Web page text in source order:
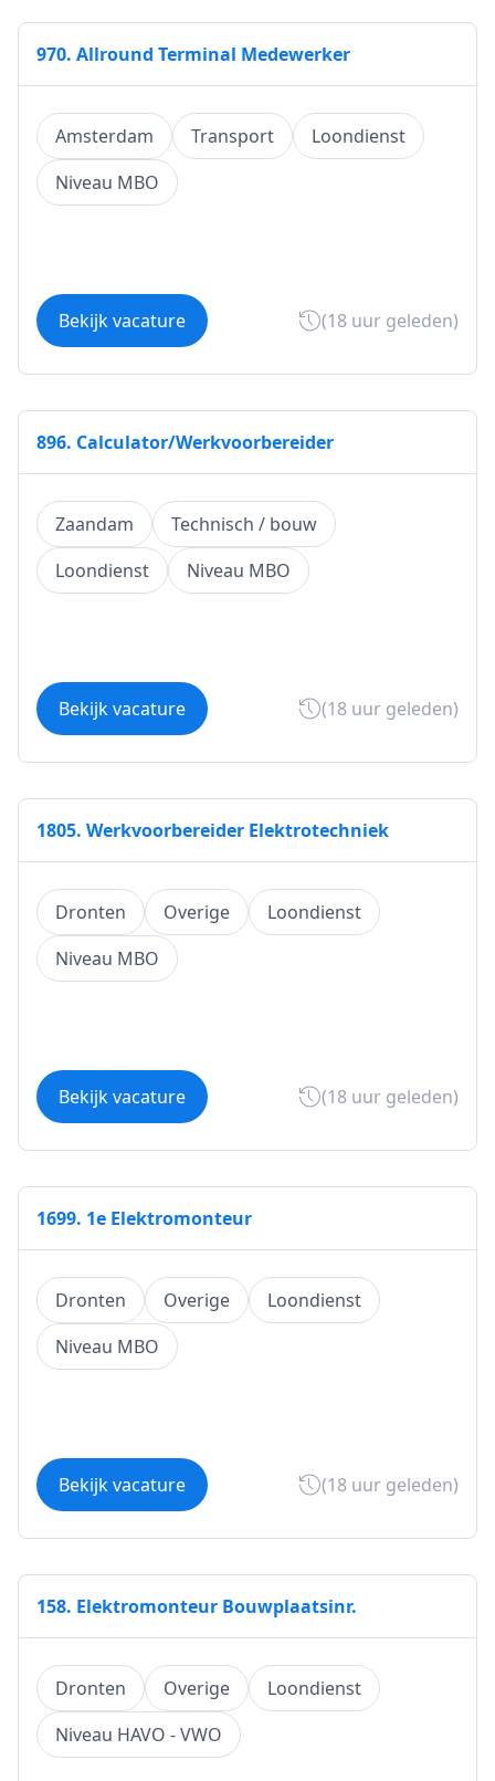
970. Allround Terminal Medewerker
Amsterdam Transport
Loondienst
Niveau MBO
Bekijk vacature (18 uur geleden)
896. Calculator/Werkvoorbereider
Zaandam
Technisch / bouw
Loondienst
Niveau MBO
Bekijk vacature (18 uur geleden)
1805. Werkvoorbereider Elektrotechniek
Dronten Overige
Loondienst
Niveau MBO
Bekijk vacature (18 uur geleden)
1699. 1e Elektromonteur
Dronten Overige
Loondienst
Niveau MBO
Bekijk vacature (18 uur geleden)
158. Elektromonteur Bouwplaatsinr.
Dronten Overige
Loondienst
Niveau HAVO - VWO